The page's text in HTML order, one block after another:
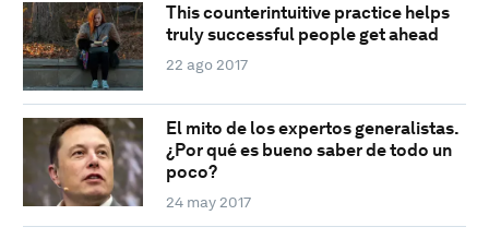
This counterintuitive practice helps
truly successful people get ahead
22 ago 2017
El mito de los expertos generalistas.
¿Por qué es bueno saber de todo un
poco?
24 may 2017